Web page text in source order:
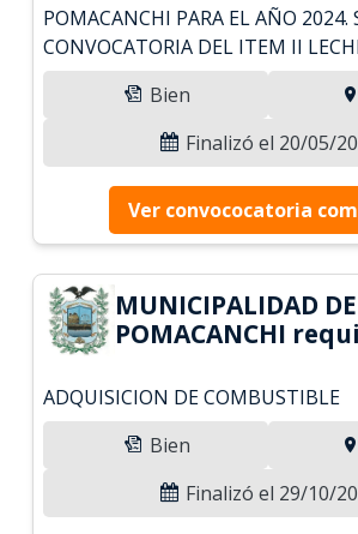
POMACANCHI PARA EL AÑO 2024.
CONVOCATORIA DEL ITEM II
Bien
Finalizó el 20/05/
Ver convococatoria
MUNICIPALIDAD DE
POMACANCHI
ADQUISICION DE COMBUSTIBLE
Bien
Finalizó el 29/10/